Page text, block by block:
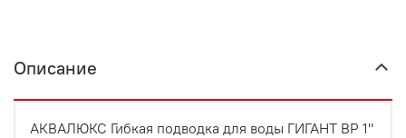
Описание
АКВАЛЮКС Гибкая подводка для воды ГИГАНТ ВР 1"